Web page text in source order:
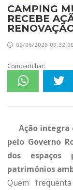
CAMPING
RECEBE
02/06/2026 09:32:00
Compartilhar:
Ação integra
pelo Governo
dos espaços
patrimônios
Quem